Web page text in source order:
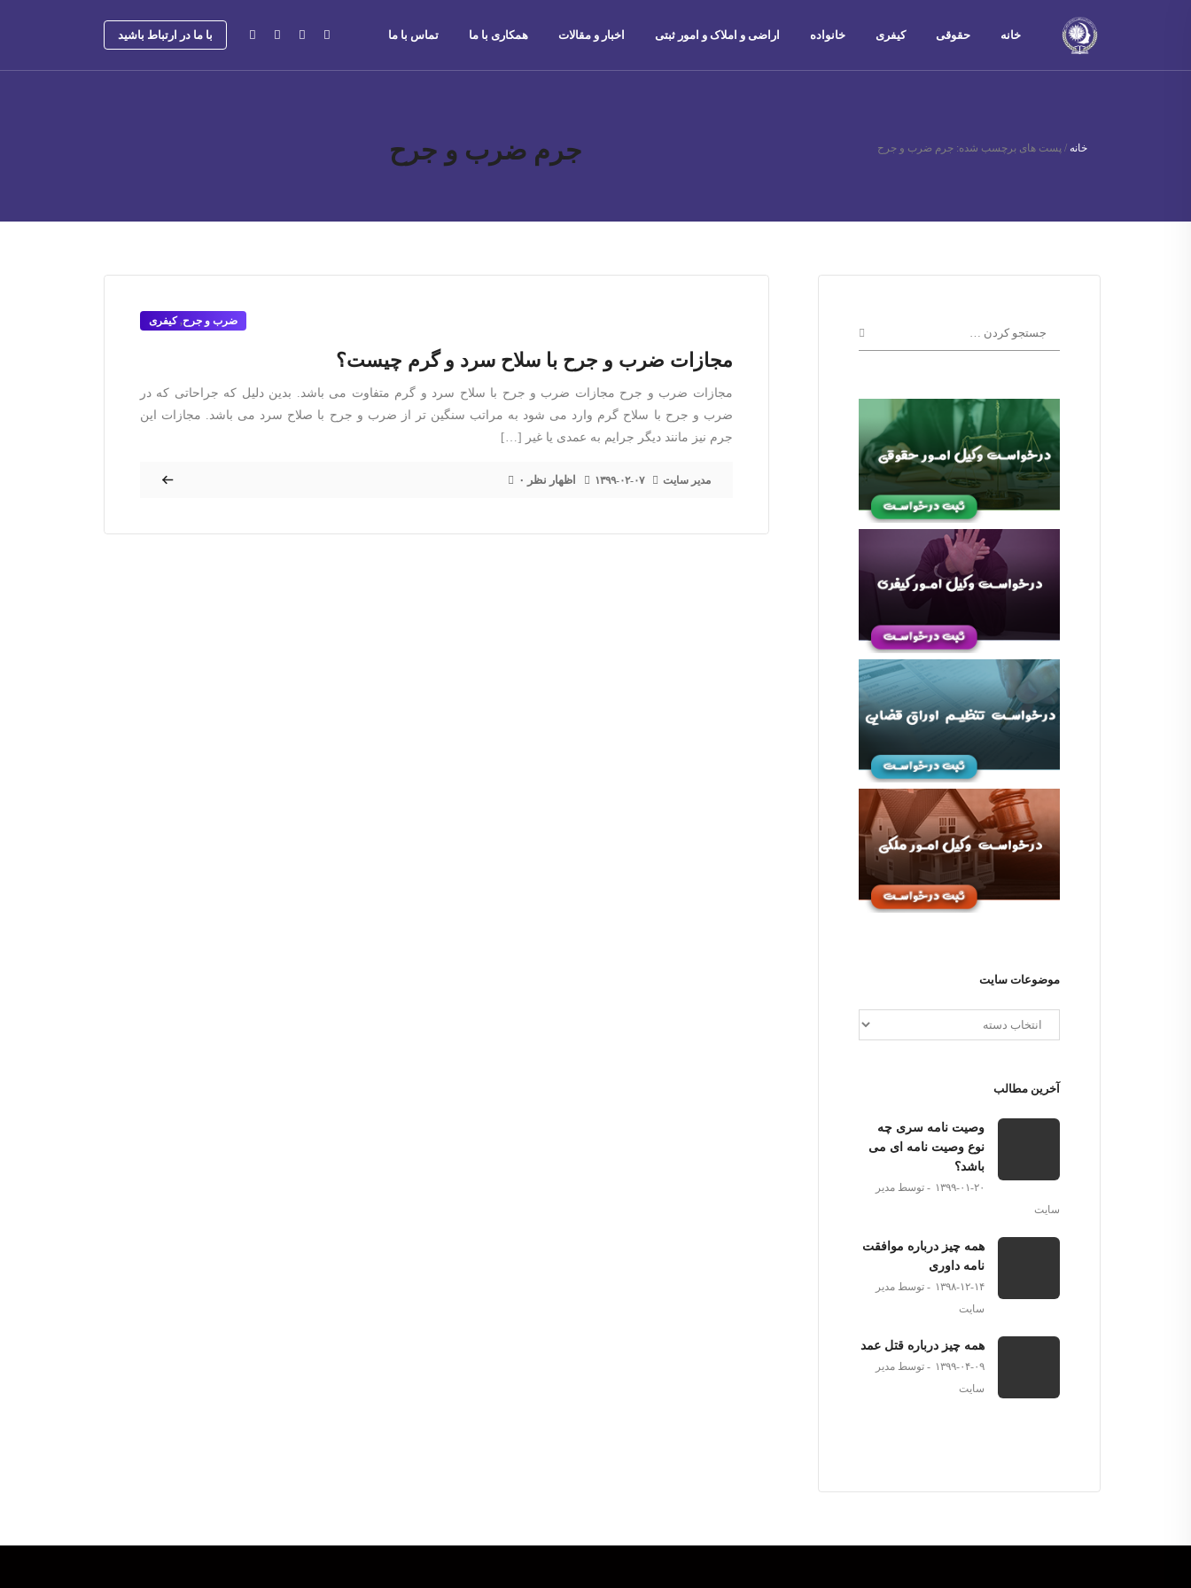
با ما در ارتباط باشید خانه حقوقی کیفری خانواده اراضی و املاک و امور ثبتی اخبار و مقالات همکاری با ما تماس با ما
جرم ضرب و جرح خانه / پست های برچسب شده: جرم ضرب و جرح
ضرب و جرح,کیفری
مجازات ضرب و جرح با سلاح سرد و گرم چیست؟
مجازات ضرب و جرح مجازات ضرب و جرح با سلاح سرد و گرم متفاوت می باشد. بدین دلیل که جراحاتی که در
ضرب و جرح با سلاح گرم وارد می شود به مراتب سنگین تر از ضرب و جرح با صلاح سرد می باشد. مجازات این
جرم نیز مانند دیگر جرایم به عمدی یا غیر […]
مدیر سایت ۱۳۹۹-۰۲-۰۷ ۰ اظهار نظر
موضوعات سایت
آخرین مطالب
وصیت نامه سری چه
نوع وصیت نامه ای می
باشد؟
۱۳۹۹-۰۱-۲۰
توسط مدیر
سایت
همه چیز درباره موافقت
نامه داوری
۱۳۹۸-۱۲-۱۴
توسط مدیر
سایت
همه چیز درباره قتل عمد
۱۳۹۹-۰۴-۰۹
توسط مدیر
سایت